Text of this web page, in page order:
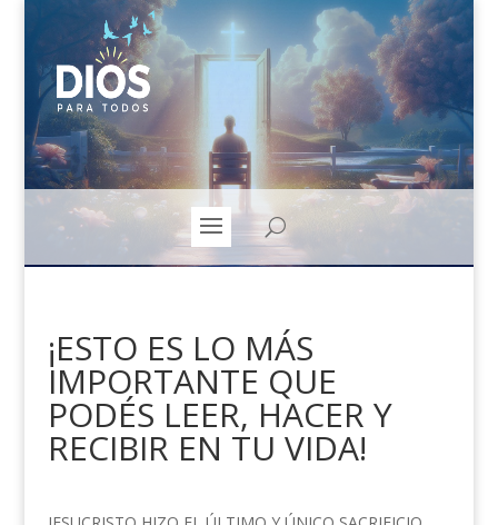
¡ESTO ES LO MÁS
IMPORTANTE QUE
PODÉS LEER, HACER Y
RECIBIR EN TU VIDA!